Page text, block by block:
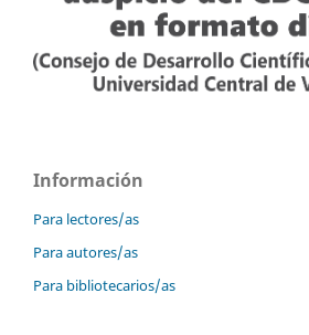
Información
Para lectores/as
Para autores/as
Para bibliotecarios/as